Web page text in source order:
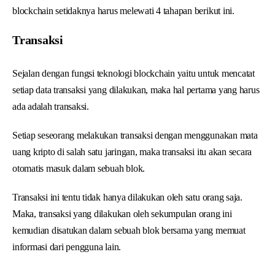
blockchain setidaknya harus melewati 4 tahapan berikut ini.
Transaksi
Sejalan dengan fungsi teknologi blockchain yaitu untuk mencatat
setiap data transaksi yang dilakukan, maka hal pertama yang harus
ada adalah transaksi.
Setiap seseorang melakukan transaksi dengan menggunakan mata
uang kripto di salah satu jaringan, maka transaksi itu akan secara
otomatis masuk dalam sebuah blok.
Transaksi ini tentu tidak hanya dilakukan oleh satu orang saja.
Maka, transaksi yang dilakukan oleh sekumpulan orang ini
kemudian disatukan dalam sebuah blok bersama yang memuat
informasi dari pengguna lain.